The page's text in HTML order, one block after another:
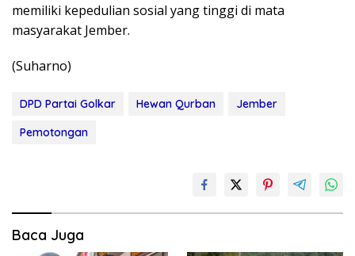
memiliki kepedulian sosial yang tinggi di mata
masyarakat Jember.
(Suharno)
DPD Partai Golkar Hewan Qurban
Jember
Pemotongan
Baca Juga